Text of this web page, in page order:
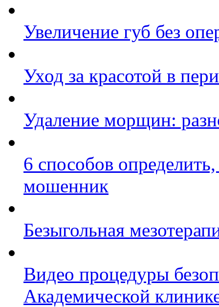
Увеличение губ без
Уход за красотой в
Удаление морщин:
6 способов
мошенник
Безыгольная
Видео процедуры
Академической